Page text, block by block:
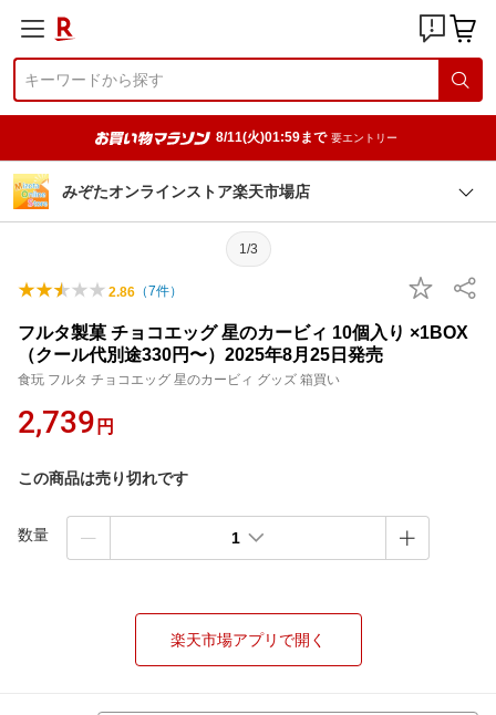
8/11(火)01:59まで 要エントリー
みぞたオンラインストア楽天市場店
1/3
2.86 （7件）
フルタ製菓 チョコエッグ 星のカービィ 10個入り ×1BOX
（クール代別途330円〜）2025年8月25日発売
食玩 フルタ チョコエッグ 星のカービィ グッズ 箱買い
2,739 円
この商品は売り切れです
数量 1
楽天市場アプリで開く